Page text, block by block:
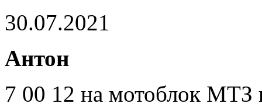
30.07.2021
Антон
7 00 12 на мотоблок МТЗ